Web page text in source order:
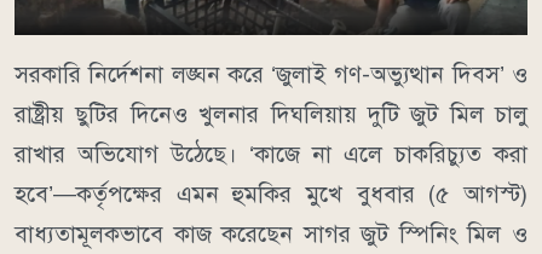
সরকারি নির্দেশনা লঙ্ঘন করে ‘জুলাই গণ-অভ্যুত্থান দিবস’ ও
রাষ্ট্রীয় ছুটির দিনেও খুলনার দিঘলিয়ায় দুটি জুট মিল চালু
রাখার অভিযোগ উঠেছে। ‘কাজে না এলে চাকরিচ্যুত করা
হবে’—কর্তৃপক্ষের এমন হুমকির মুখে বুধবার (৫ আগস্ট)
বাধ্যতামূলকভাবে কাজ করেছেন সাগর জুট স্পিনিং মিল ও